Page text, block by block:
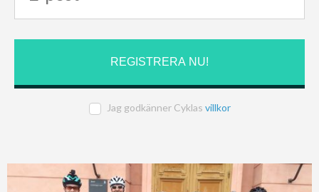
Jag godkänner Cyklas villkor